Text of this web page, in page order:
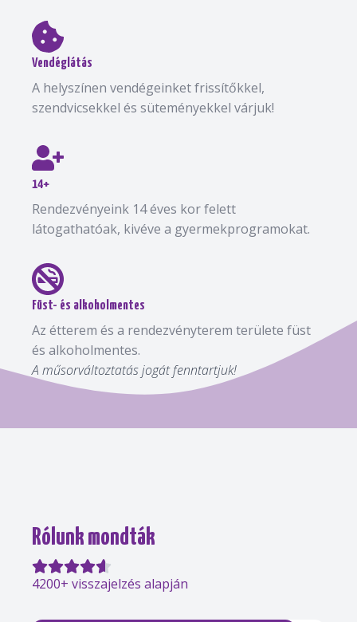
Vendéglátás
A helyszínen vendégeinket frissítőkkel,
szendvicsekkel és süteményekkel várjuk!
14+
Rendezvényeink 14 éves kor felett
látogathatóak, kivéve a gyermekprogramokat.
Füst- és alkoholmentes
Az étterem és a rendezvényterem területe füst
és alkoholmentes.
A műsorváltoztatás jogát fenntartjuk!
Rólunk mondták
4200+ visszajelzés alapján